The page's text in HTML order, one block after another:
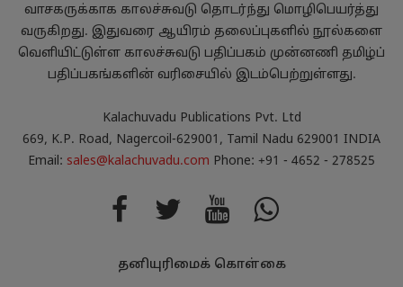
வாசகருக்காக காலச்சுவடு தொடர்ந்து மொழிபெயர்த்து
வருகிறது. இதுவரை ஆயிரம் தலைப்புகளில் நூல்களை
வெளியிட்டுள்ள காலச்சுவடு பதிப்பகம் முன்னணி தமிழ்ப்
பதிப்பகங்களின் வரிசையில் இடம்பெற்றுள்ளது.
Kalachuvadu Publications Pvt. Ltd
669, K.P. Road, Nagercoil-629001, Tamil Nadu 629001 INDIA
Email: sales@kalachuvadu.com Phone: +91 - 4652 - 278525
தனியுரிமைக் கொள்கை